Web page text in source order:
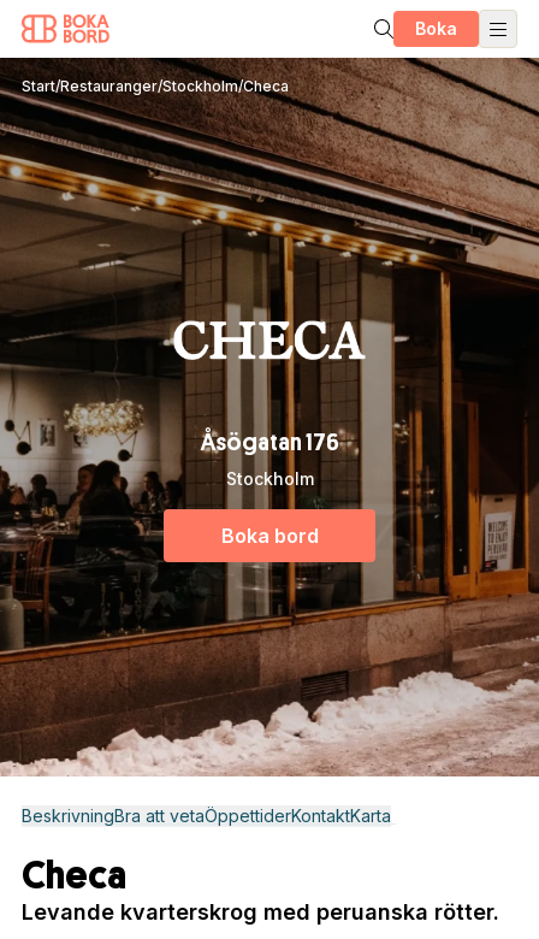
Boka
Start/Restauranger/Stockholm/Checa
Åsögatan 176
Stockholm
Boka bord
BeskrivningBra att vetaÖppettiderKontaktKarta
Checa
Levande kvarterskrog med peruanska rötter.